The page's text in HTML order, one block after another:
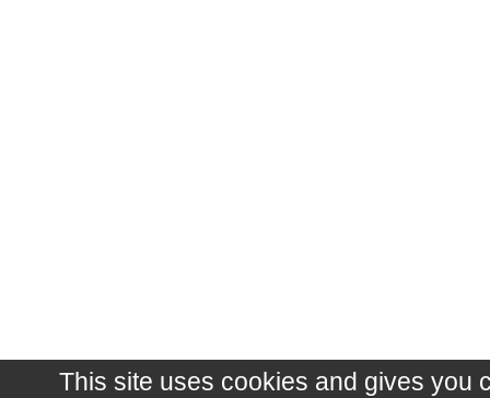
This site uses cookies and gives you